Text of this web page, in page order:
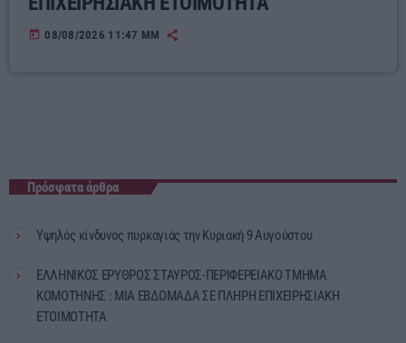
today 08/08/2026 11:47 ΜΜ
Πρόσφατα άρθρα
Υψηλός κίνδυνος πυρκαγιάς την Κυριακή 9 Αυγούστου
ΕΛΛΗΝΙΚΟΣ ΕΡΥΘΡΟΣ ΣΤΑΥΡΟΣ-ΠΕΡΙΦΕΡΕΙΑΚΟ ΤΜΗΜΑ
ΚΟΜΟΤΗΝΗΣ : ΜΙΑ ΕΒΔΟΜΑΔΑ ΣΕ ΠΛΗΡΗ ΕΠΙΧΕΙΡΗΣΙΑΚΗ
ΕΤΟΙΜΟΤΗΤΑ